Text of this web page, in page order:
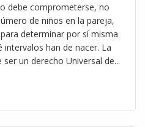
debe comprometerse, no
de niños en la pareja,
determinar por sí misma
han de nacer. La
un derecho Universal de...